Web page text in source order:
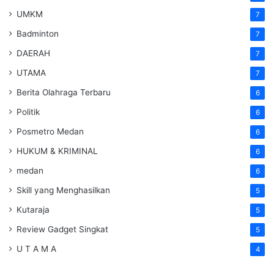
UMKM 7
Badminton 7
DAERAH 7
UTAMA 7
Berita Olahraga Terbaru 6
Politik 6
Posmetro Medan 6
HUKUM & KRIMINAL 6
medan 6
Skill yang Menghasilkan 5
Kutaraja 5
Review Gadget Singkat 5
U T A M A 4